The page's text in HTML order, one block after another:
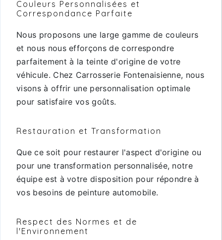
Couleurs Personnalisées et
Correspondance Parfaite
Nous proposons une large gamme de couleurs
et nous nous efforçons de correspondre
parfaitement à la teinte d'origine de votre
véhicule. Chez Carrosserie Fontenaisienne, nous
visons à offrir une personnalisation optimale
pour satisfaire vos goûts.
Restauration et Transformation
Que ce soit pour restaurer l'aspect d'origine ou
pour une transformation personnalisée, notre
équipe est à votre disposition pour répondre à
vos besoins de peinture automobile.
Respect des Normes et de
l'Environnement